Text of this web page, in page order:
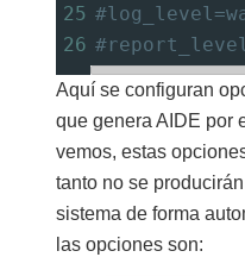
25
26
Aquí se configuran
que genera AIDE por
vemos, estas
tanto no se
sistema de forma
las opciones son: